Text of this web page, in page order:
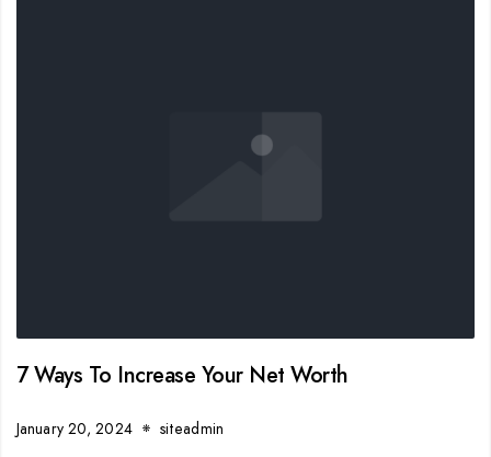
7 Ways To Increase Your Net Worth
January 20, 2024 siteadmin